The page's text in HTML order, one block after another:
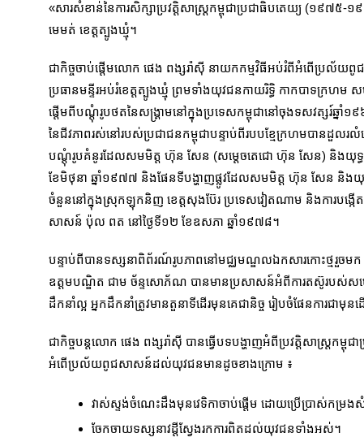
«សារសំខាន់នៃការសិក្សាប្រវត្ដិសាស្រ្ដកម្ពុជាប្រជាធិបតេយ្យ (១៩​៧
មេមត់ ខេត្តត្បូងឃ្មុំ។
ជាកិច្ចចាប់ផ្តើមលោក ផេង ពង្សរ៉ាស៊ី នាយកកម្មវិធីអប់រំពីអំពើប្រល័
ប្រធានមន្ទីរអប់រំខេត្តត្បូងឃ្មុំ ព្រមទាំងយុវជនកាយរិទ្ធិ កាកបាទ
ផ្តើមពីបណ្តុំរូបថតនៃសង្គ្រាមនៅក្នុងប្រទេសកម្ពុជានៅចុងទសវត្សរ៍ឆ្
នៃជីវភាពរស់នៅរបស់ប្រជាជនកម្ពុជាបន្ទាប់ពីរបបខ្មែក្រហមបានដួល
បណ្តុំរូបគំនូរដែលសមមិត្ត ហ៊ុន សែន (សមេ្តចតេ​ជោ ហ៊ុន សែន) និងយុទ្
ខែមិថុនា ឆ្នាំ១៩៧៧ និងផែនទីបង្ហាញផ្លូវដែលសមមិត្ត ហ៊ុន សែន និង
ចំនួននៅក្នុងស្រុកឡុកនិញ ខេត្ត​សុងប៊ែរ ប្រទេសវៀតណាម និងការបង្កើ
សាសន៍ ប៉ុល ពត នៅថ្ងៃទី១២ ខែឧសភា ឆ្នាំ១៩៧៨។
បន្ទាប់ពីបានទស្សនាពិព័រណ៍រូបភាពនៅមជ្ឈមណ្ឌលឯកសារកោះថ្មរួចមក
ឧត្តមបណ្ឌិត ជាម ច័ន្ទសោភ័ណ បានមានប្រសាសន៍អំពីការតស៊ូរបស់សម្
ដឹកនាំល្អ អ្នកដឹកនាំត្រូវមានតួនាទីដើរមុនគេជានិច្ច រៀបចំផែនការជាមុ
ជាកិច្ចបន្តលោក ផេង ពង្សរ៉ាស៊ី បានធ្វើបទបង្ហាញអំពីប្រវត្តិសាស្ត្រ
អំពើប្រល័យពូជសាសន៍ដល់យុវជនមានដូចខាងក្រោម ៖
វាស់ស្ទង់ចំណេះដឹងមុនវេទិកាចាប់ផ្តើម ដោយប្រើប្រាស់កម្រ
ចែកចាយទស្សនាវដ្តីស្វែងរកការពិតដល់យុវជនទាំងអស់។